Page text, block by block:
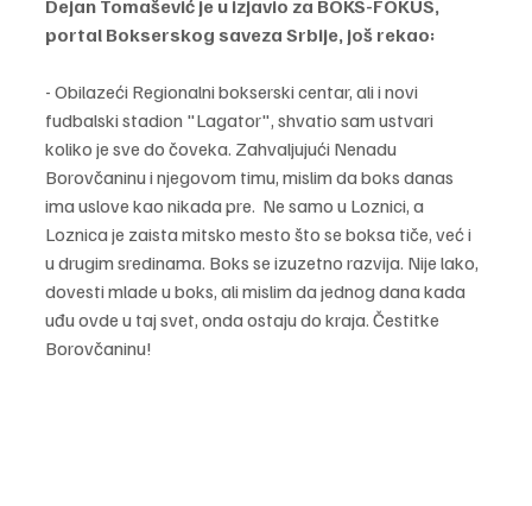
Dejan Tomašević je u izjavio za BOKS-FOKUS,
portal Bokserskog saveza Srbije, još rekao:
- Obilazeći Regionalni bokserski centar, ali i novi
fudbalski stadion "Lagator", shvatio sam ustvari
koliko je sve do čoveka. Zahvaljujući Nenadu
Borovčaninu i njegovom timu, mislim da boks danas
ima uslove kao nikada pre.  Ne samo u Loznici, a
Loznica je zaista mitsko mesto što se boksa tiče, već i
u drugim sredinama. Boks se izuzetno razvija. Nije lako,
dovesti mlade u boks, ali mislim da jednog dana kada
uđu ovde u taj svet, onda ostaju do kraja. Čestitke
Borovčaninu!